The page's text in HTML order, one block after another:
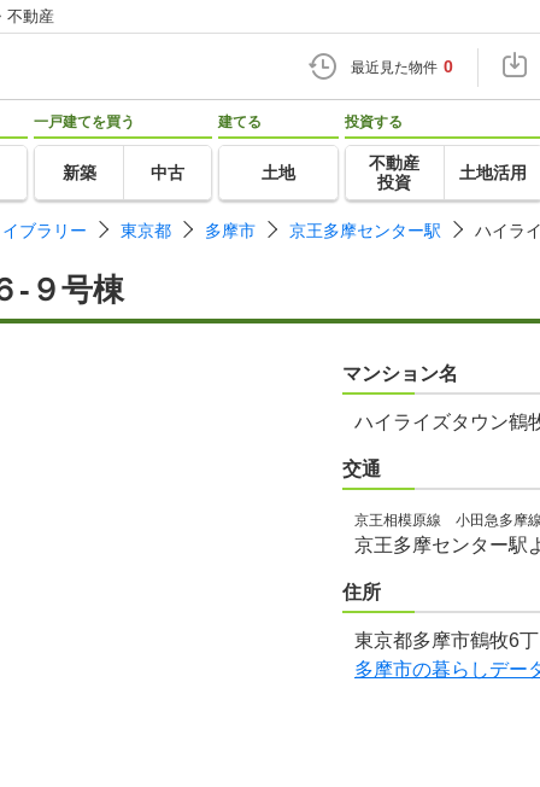
不動産
最近見た物件 0
一戸建てを買う
新築 中古
建てる
土地
投資する
不動産
投資
土地活用
ブラリー 東京都 多摩市 京王多摩センター駅 ハイラ
-９号棟
マンション名
ハイライズタウン鶴
交通
京王相模原線 小田急多摩
京王多摩センター駅
住所
東京都多摩市鶴牧6
多摩市の暮らしデー